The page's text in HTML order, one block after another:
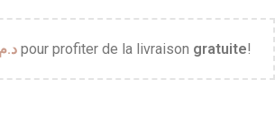
pour profiter de la livraison gratuite!